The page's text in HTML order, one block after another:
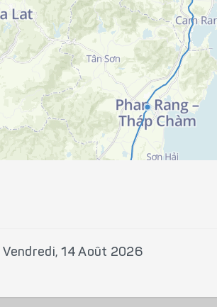
Vendredi, 14 Août 2026